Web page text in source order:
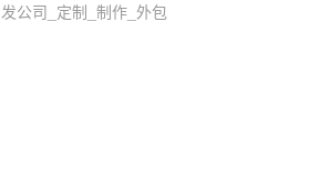
发公司_定制_制作_外包